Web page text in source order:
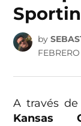
by
A través de
Kansas